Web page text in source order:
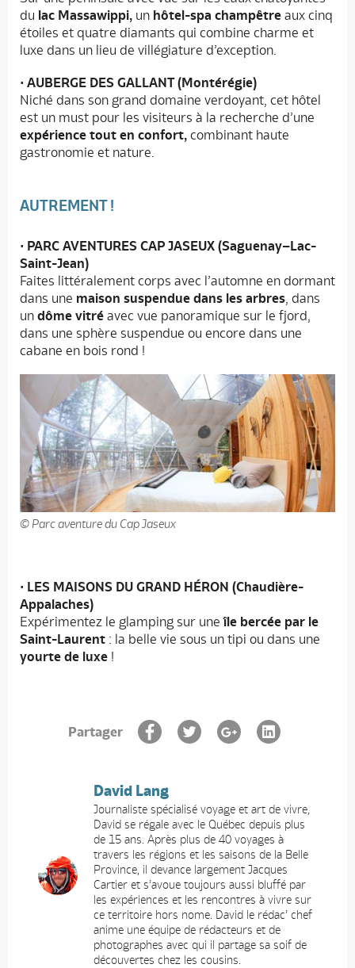
du lac Massawippi, un hôtel-spa champêtre aux cinq
étoiles et quatre diamants qui combine charme et
luxe dans un lieu de villégiature d’exception.
• AUBERGE DES GALLANT (Montérégie)
Niché dans son grand domaine verdoyant, cet hôtel
est un must pour les visiteurs à la recherche d’une
expérience tout en confort, combinant haute
gastronomie et nature.
AUTREMENT !
• PARC AVENTURES CAP JASEUX (Saguenay–Lac-
Saint-Jean)
Faites littéralement corps avec l’automne en dormant
dans une maison suspendue dans les arbres , dans
un dôme vitré avec vue panoramique sur le fjord,
dans une sphère suspendue ou encore dans une
cabane en bois rond !
© Parc aventure du Cap Jaseux
• LES MAISONS DU GRAND HÉRON (Chaudière-
Appalaches)
Expérimentez le glamping sur une île bercée par le
Saint-Laurent : la belle vie sous un tipi ou dans une
yourte de luxe !
Partager
David Lang
Journaliste spécialisé voyage et art de vivre,
David se régale avec le Québec depuis plus
de 15 ans. Après plus de 40 voyages à
travers les régions et les saisons de la Belle
Province, il devance largement Jacques
Cartier et s’avoue toujours aussi bluffé par
les expériences et les rencontres à vivre sur
ce territoire hors nome. David le rédac’ chef
anime une équipe de rédacteurs et de
photographes avec qui il partage sa soif de
découvertes chez les cousins.